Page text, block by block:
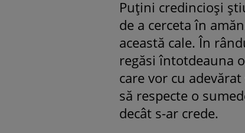
Puțini credincioși
de a cerceta în
această cale. În
regăsi întotdeauna
care vor cu
să respecte o
decât s-ar crede.